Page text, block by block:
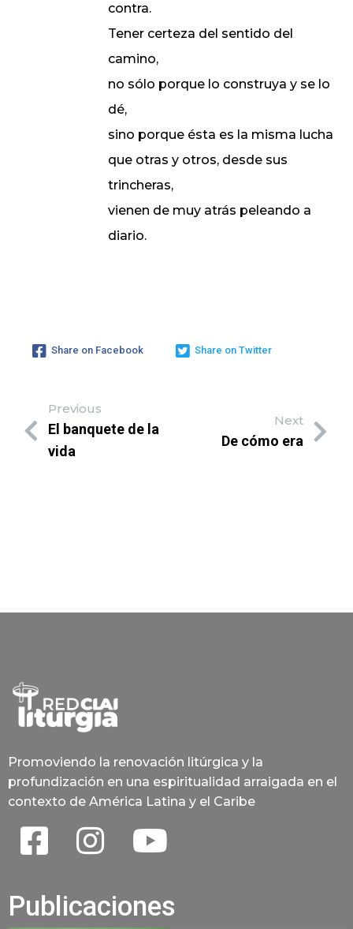
contra.
Tener certeza del sentido del
camino,
no sólo porque lo construya y se lo
dé,
sino porque ésta es la misma lucha
que otras y otros, desde sus
trincheras,
vienen de muy atrás peleando a
diario.
Share on Facebook Share on Twitter
Previous
El banquete de la
vida
Next
De cómo era
Promoviendo la renovación litúrgica y la
profundización en una espiritualidad arraigada en el
contexto de América Latina y el Caribe
Publicaciones